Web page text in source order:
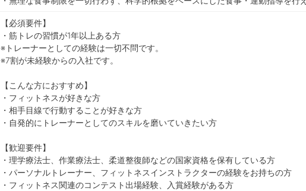
【必須要件】
・筋トレの習慣が1年以上ある方
※トレーナーとしての経験は一切不問です。
※7割が未経験からの入社です。
【こんな方におすすめ】
・フィットネスが好きな方
・相手目線で行動することが好きな方
・自発的にトレーナーとしてのスキルを磨いていきたい方
【歓迎要件】
・理学療法士、作業療法士、柔道整復師などの国家資格を保有している方
・パーソナルトレーナー、フィットネスインストラクターの経験をお持ちの方
・フィットネス関連のコンテスト出場経験、入賞経験がある方